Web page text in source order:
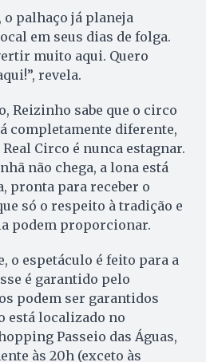
palhaço já planeja
em seus dias de folga.
muito aqui. Quero
revela.
Reizinho sabe que o circo
completamente diferente,
Circo é nunca estagnar.
não chega, a lona está
pronta para receber o
só o respeito à tradição e
podem proporcionar.
o espetáculo é feito para a
é garantido pelo
podem ser garantidos
está localizado no
Passeio das Águas,
às 20h (exceto às